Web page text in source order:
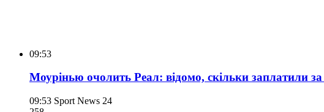
09:53
Моурінью очолить Реал: відомо, скільки заплатили
09:53 Sport News 24